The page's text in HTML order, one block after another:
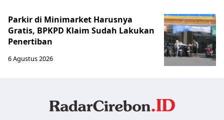
Parkir di Minimarket Harusnya
Gratis, BPKPD Klaim Sudah Lakukan
Penertiban
6 Agustus 2026